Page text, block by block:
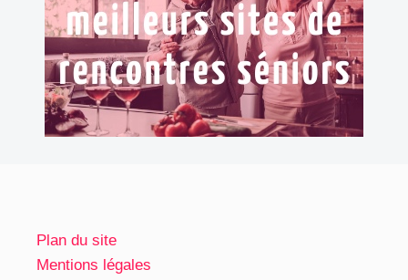
Plan du site
Mentions légales